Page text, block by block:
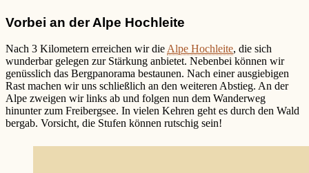
Vorbei an der Alpe Hochleite
Nach 3 Kilometern erreichen wir dieAlpe Hochleite, die sich
wunderbar gelegen zur Stärkung anbietet. Nebenbei können wir
genüsslich das Bergpanorama bestaunen. Nach einer ausgiebigen
Rast machen wir uns schließlich an den weiteren Abstieg. An der
Alpe zweigen wir links ab und folgen nun dem Wanderweg
hinunter zum Freibergsee. In vielen Kehren geht es durch den Wald
bergab. Vorsicht, die Stufen können rutschig sein!